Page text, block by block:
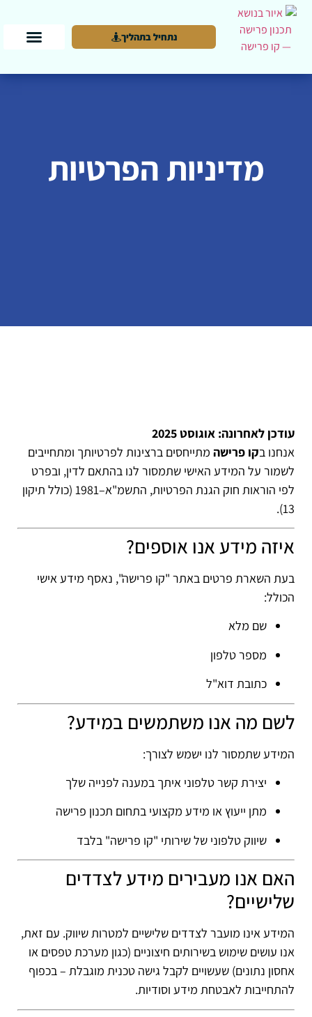
נתחיל בתהליך
מדיניות הפרטיות
עודכן לאחרונה: אוגוסט 2025
אנחנו בקו פרישה מתייחסים ברצינות לפרטיותך ומתחייבים
לשמור על המידע האישי שתמסור לנו בהתאם לדין, ובפרט
לפי הוראות חוק הגנת הפרטיות, התשמ"א–1981 (כולל תיקון
13).
איזה מידע אנו אוספים?
בעת השארת פרטים באתר "קו פרישה", נאסף מידע אישי
הכולל:
שם מלא
מספר טלפון
כתובת דוא"ל
לשם מה אנו משתמשים במידע?
המידע שתמסור לנו ישמש לצורך:
יצירת קשר טלפוני איתך במענה לפנייה שלך
מתן ייעוץ או מידע מקצועי בתחום תכנון פרישה
שיווק טלפוני של שירותי "קו פרישה" בלבד
האם אנו מעבירים מידע לצדדים
שלישיים?
המידע אינו מועבר לצדדים שלישיים למטרות שיווק. עם זאת,
אנו עושים שימוש בשירותים חיצוניים (כגון מערכת טפסים או
אחסון נתונים) שעשויים לקבל גישה טכנית מוגבלת – בכפוף
להתחייבות לאבטחת מידע וסודיות.